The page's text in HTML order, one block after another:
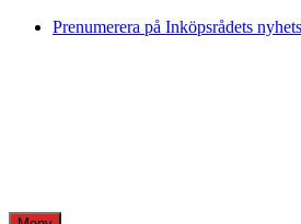
Skip
Prenumerera på Inköpsrådets